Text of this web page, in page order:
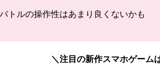
バトルの操作性はあまり良くないかも
＼注目の新作スマホゲーム